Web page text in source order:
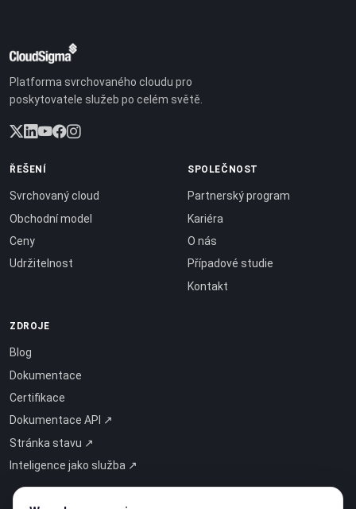
Platforma svrchovaného cloudu pro
poskytovatele služeb po celém světě.
ŘEŠENÍ
Svrchovaný cloud
Obchodní model
Ceny
Udržitelnost
SPOLEČNOST
Partnerský program
Kariéra
O nás
Případové studie
Kontakt
ZDROJE
Blog
Dokumentace
Certifikace
Dokumentace API ↗
Stránka stavu ↗
Inteligence jako služba ↗